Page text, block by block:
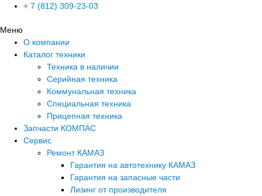
+ 7 (812) 309-23-03
Меню
О компании
Каталог техники
Техника в наличии
Серийная техника
Коммунальная техника
Специальная техника
Прицепная техника
Запчасти КОМПАС
Сервис
Ремонт КАМАЗ
Гарантия на автотехнику КАМАЗ
Гарантия на запасные части
Лизинг от производителя